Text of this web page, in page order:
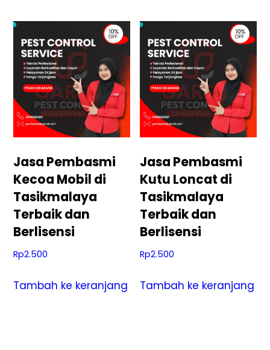
Jasa Pembasmi
Kecoa Mobil di
Tasikmalaya
Terbaik dan
Berlisensi
Rp2.500
Tambah ke keranjang
Jasa Pembasmi
Kutu Loncat di
Tasikmalaya
Terbaik dan
Berlisensi
Rp2.500
Tambah ke keranjang